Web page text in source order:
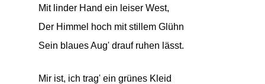
Mit linder Hand ein leiser West,
Der Himmel hoch mit stillem Glühn
Sein blaues Aug' drauf ruhen lässt.
Mir ist, ich trag' ein grünes Kleid